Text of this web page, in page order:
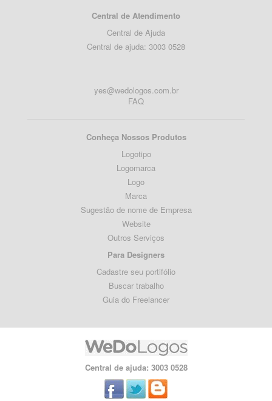
Central de Atendimento
Central de Ajuda
Central de ajuda: 3003 0528
yes@wedologos.com.br
FAQ
Conheça Nossos Produtos
Logotipo
Logomarca
Logo
Marca
Sugestão de nome de Empresa
Website
Outros Serviços
Para Designers
Cadastre seu portifólio
Buscar trabalho
Guia do Freelancer
Central de ajuda: 3003 0528